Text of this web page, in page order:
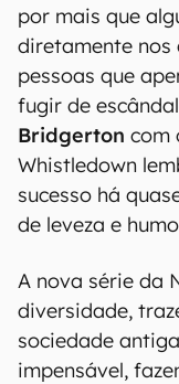
por mais que
diretamente nos
pessoas que
fugir de
Bridgerton com
Whistledown
sucesso há
de leveza e
A nova série da
diversidade,
sociedade
impensável,